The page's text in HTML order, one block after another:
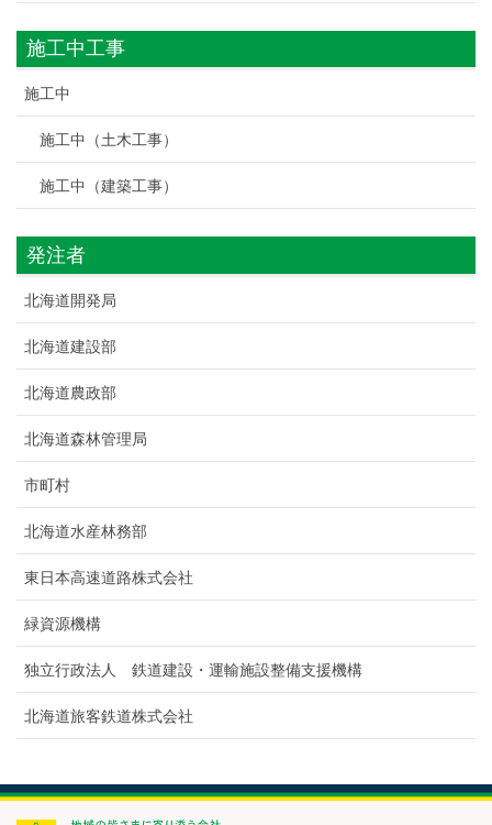
施工中工事
施工中
施工中（土木工事）
施工中（建築工事）
発注者
北海道開発局
北海道建設部
北海道農政部
北海道森林管理局
市町村
北海道水産林務部
東日本高速道路株式会社
緑資源機構
独立行政法人 鉄道建設・運輸施設整備支援機構
北海道旅客鉄道株式会社